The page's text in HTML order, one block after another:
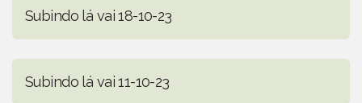
Subindo lá vai 18-10-23
Subindo lá vai 11-10-23